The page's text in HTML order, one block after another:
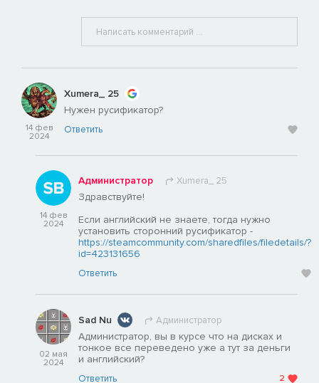
14 фев
2024
Хumera_ 25
Нужен русификатор?
Ответить
14 фев
2024
Администратор Хumera_ 25
Здравствуйте!
Если английский не знаете, тогда нужно
установить сторонний русификатор -
https://steamcommunity.com/sharedfiles/filedetails/?
id=423131656
Ответить
02 мая
2024
Sad Nu Администратор
Администратор, вы в курсе что на дисках и
тонкое все переведено уже а тут за деньги
и английский?
Ответить 2